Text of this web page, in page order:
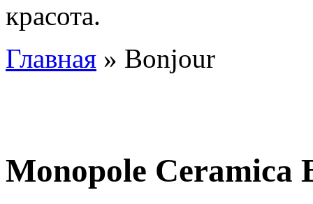
красота.
Главная » Bonjour
Monopole Ceramica